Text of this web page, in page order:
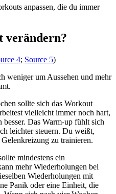
anpassen, die du immer
verändern?
4; Source 5)
weniger um Aussehen und mehr
sollte sich das Workout
vielleicht immer noch hart,
besser. Das Warm-up fühlt sich
leichter steuern. Du weißt,
zu trainieren.
mindestens ein
mehr Wiederholungen bei
Wiederholungen mit
Panik oder eine Einheit, die